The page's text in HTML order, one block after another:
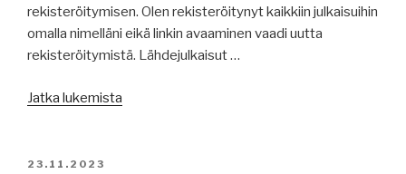
rekisteröitymisen. Olen rekisteröitynyt kaikkiin julkaisuihin
omalla nimelläni eikä linkin avaaminen vaadi uutta
rekisteröitymistä. Lähdejulkaisut …
Jatka lukemista
JULKAISTU
23.11.2023